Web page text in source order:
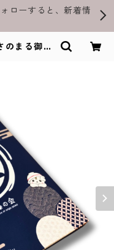
ローすると、新着情
のまる御朱